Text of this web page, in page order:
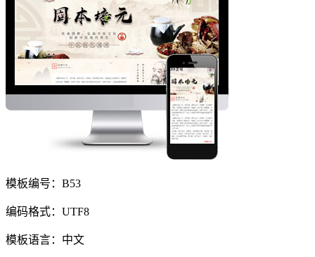
模板编号：B53
编码格式：UTF8
模板语言：中文